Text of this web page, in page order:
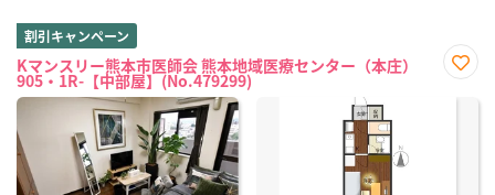
割引キャンペーン
Kマンスリー熊本市医師会 熊本地域医療センター（本庄）
905・1R-【中部屋】(No.479299)
に入